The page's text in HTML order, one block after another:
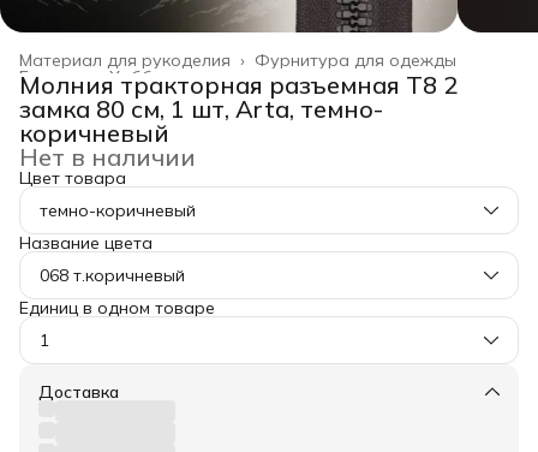
Фурнитура для одежды
Материал для рукоделия ›
Хобби и творчество ›
Главная ›
Молния тракторная разъемная Т8 2
замка 80 см, 1 шт, Arta, темно-
коричневый
Нет в наличии
Цвет товара
темно-коричневый
Название цвета
068 т.коричневый
Единиц в одном товаре
1
Доставка